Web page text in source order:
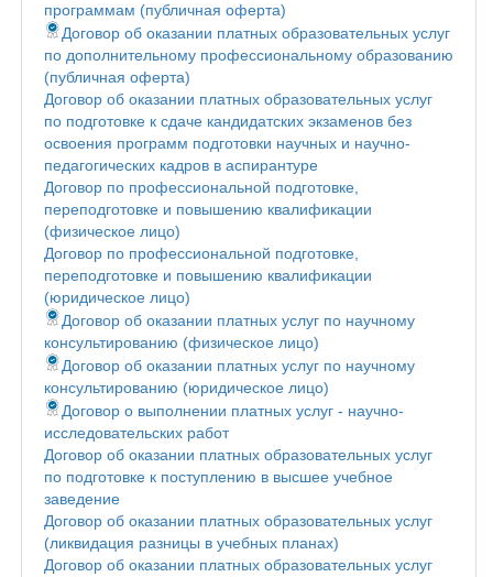
программам (публичная оферта)
Договор об оказании платных образовательных услуг
по дополнительному профессиональному образованию
(публичная оферта)
Договор об оказании платных образовательных услуг
по подготовке к сдаче кандидатских экзаменов без
освоения программ подготовки научных и научно-
педагогических кадров в аспирантуре
Договор по профессиональной подготовке,
переподготовке и повышению квалификации
(физическое лицо)
Договор по профессиональной подготовке,
переподготовке и повышению квалификации
(юридическое лицо)
Договор об оказании платных услуг по научному
консультированию (физическое лицо)
Договор об оказании платных услуг по научному
консультированию (юридическое лицо)
Договор о выполнении платных услуг - научно-
исследовательских работ
Договор об оказании платных образовательных услуг
по подготовке к поступлению в высшее учебное
заведение
Договор об оказании платных образовательных услуг
(ликвидация разницы в учебных планах)
Договор об оказании платных образовательных услуг